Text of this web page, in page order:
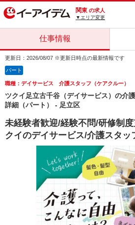
関東 の求人
▼エリア変更
仕事情報
更新日：2026/08/07 ※更新日時点の最新情報です
パート
職種：デイサービス 介護スタッフ（ケアクルー）
ツクイ足立古千谷（デイサービス）の介
詳細（パート） - 足立区
未経験者歓迎/経験不問/研修制
クイのデイサービス/介護スタッ